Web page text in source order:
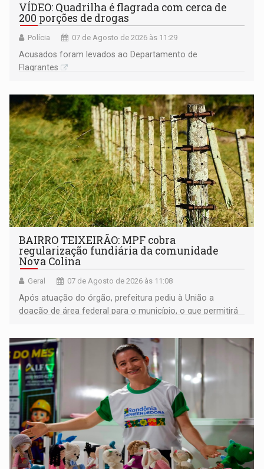
VÍDEO: Quadrilha é flagrada com cerca de
200 porções de drogas
Polícia 07 de Agosto de 2026 às 11:29
Acusados foram levados ao Departamento de
Flagrantes
BAIRRO TEIXEIRÃO: MPF cobra
regularização fundiária da comunidade
Nova Colina
Geral 07 de Agosto de 2026 às 11:08
Após atuação do órgão, prefeitura pediu à União a
doação de área federal para o município, o que permitirá